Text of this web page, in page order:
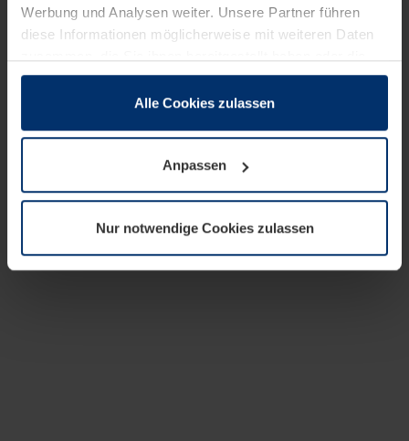
Werbung und Analysen weiter. Unsere Partner führen
diese Informationen möglicherweise mit weiteren Daten
sie im Rahmen Ihrer Nutzung der Dienste gesammelt
wenn diese für den Betrieb dieser Seite unbedingt
notwendig sind. Für alle anderen Cookie-Typen benötigen
wir Ihre Erlaubnis. Ihre Einwilligung können Sie jederzeit
Datenschutzerklärungunserer Website ändern oder
widerrufen.
Alle Cookies zulassen
Anpassen
Nur notwendige Cookies zulassen